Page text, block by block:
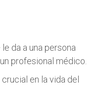
da a una persona
profesional médico.
en la vida del